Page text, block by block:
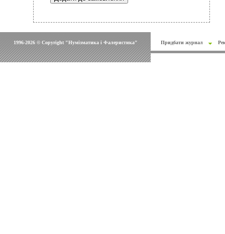
1996-2026 © Copyright "Нумізматика і Фалеристика" Придбати журнал